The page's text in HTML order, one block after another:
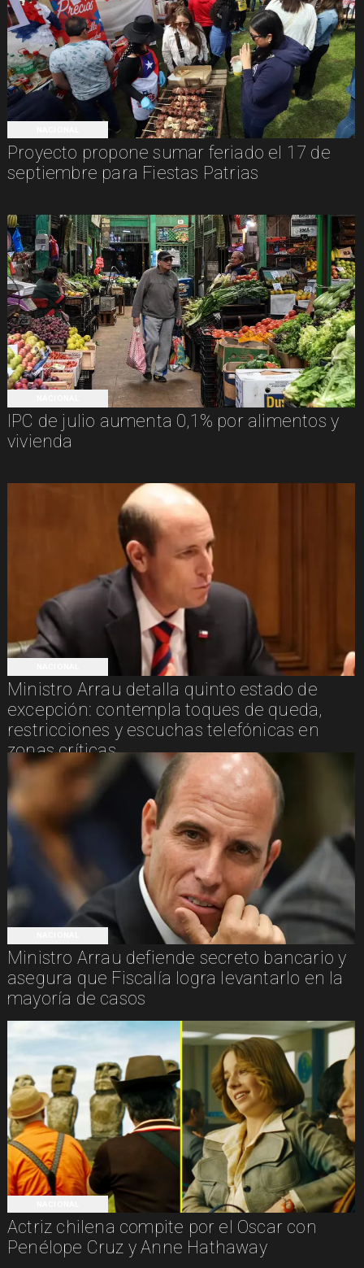
Proyecto propone sumar feriado el 17 de
septiembre para Fiestas Patrias
IPC de julio aumenta 0,1% por alimentos y
vivienda
Ministro Arrau detalla quinto estado de
excepción: contempla toques de queda,
restricciones y escuchas telefónicas en
zonas críticas
Ministro Arrau defiende secreto bancario y
asegura que Fiscalía logra levantarlo en la
mayoría de casos
Actriz chilena compite por el Oscar con
Penélope Cruz y Anne Hathaway